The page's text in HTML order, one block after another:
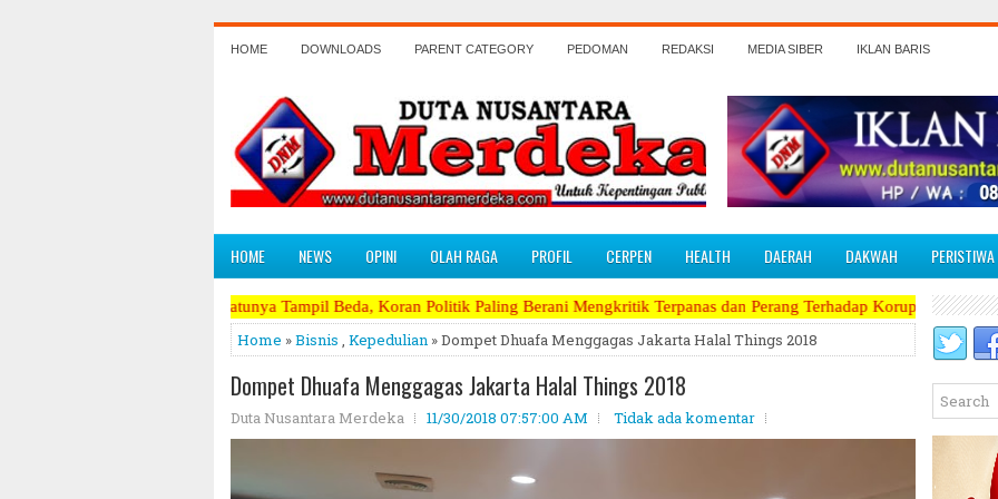
HOME DOWNLOADS PARENT CATEGORY PEDOMAN REDAKSI MEDIA SIBER IKLAN BARIS
HOME NEWS OPINI OLAH RAGA PROFIL CERPEN HEALTH DAERAH DAKWAH PERISTIWA
Satu - Satunya Tampil Beda, Koran Politik Paling Berani Mengkritik Terpanas dan Perang Terhadap Koruptor, Narkoba, Teroris Musuh
Home »Bisnis , Kepedulian » Dompet Dhuafa Menggagas Jakarta Halal Things 2018
Dompet Dhuafa Menggagas Jakarta Halal Things 2018
Duta Nusantara Merdeka 11/30/2018 07:57:00 AM Tidak ada komentar